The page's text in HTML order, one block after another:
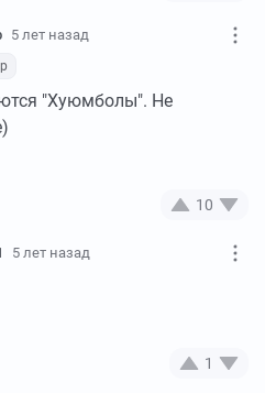
5 лет назад
"Хуюмболы". Не
10
5 лет назад
1